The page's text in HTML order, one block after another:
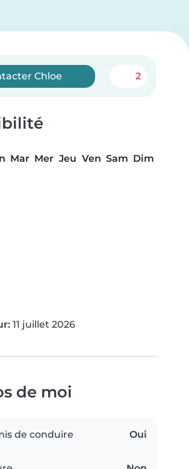
Chloe 2
Mar Mer Jeu Ven Sam Dim
11 juillet 2026
de moi
de conduire Oui